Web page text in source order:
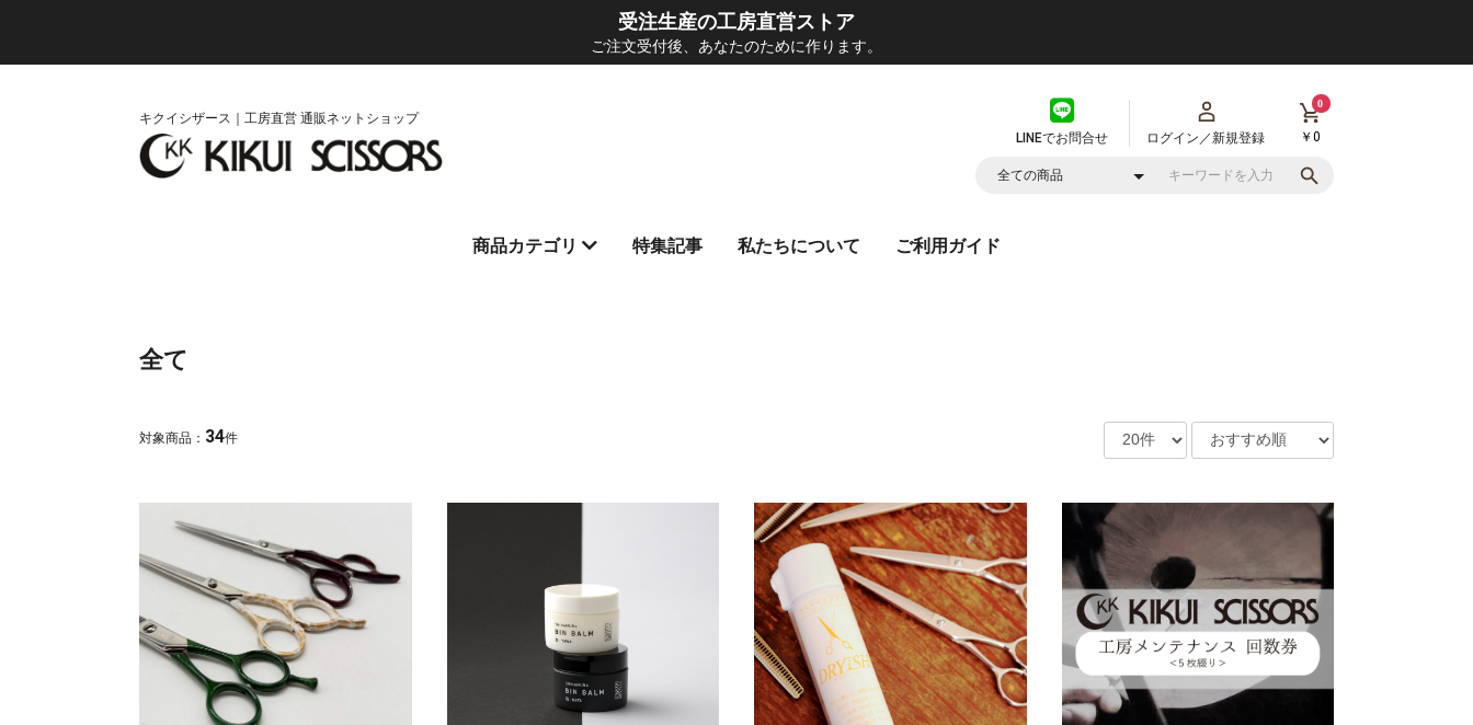
受注生産の工房直営ストア
ご注文受付後、あなたのために作ります。
キクイシザース｜工房直営 通販ネットショップ
LINEでお問合せ
ログイン／新規登録
0
￥0
商品カテゴリ 特集記事 私たちについて ご利用ガイド
全て
対象商品： 34件